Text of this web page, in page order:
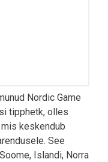
Nordic Game
tipphetk, olles
keskendub
See
Islandi, Norra